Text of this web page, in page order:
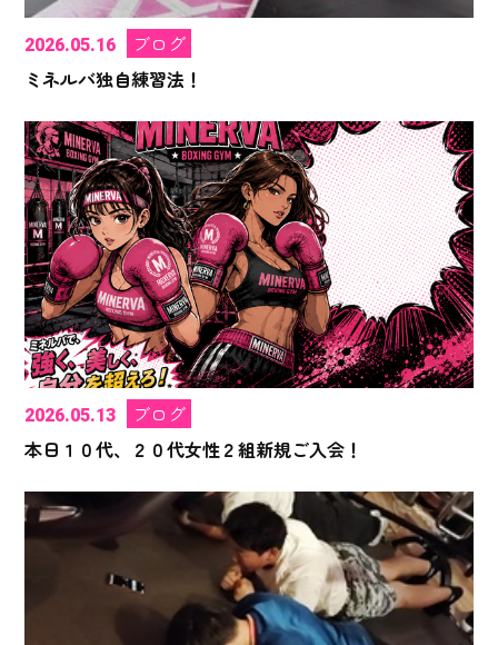
2026.05.16
ブログ
ミネルバ独自練習法！
2026.05.13
ブログ
本日１０代、２０代女性２組新規ご入会！